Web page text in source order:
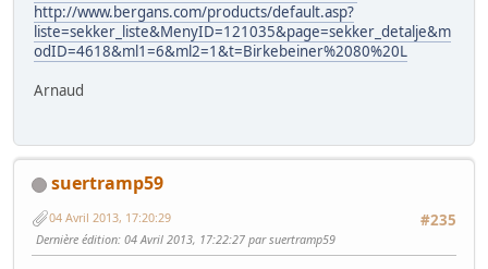
http://www.bergans.com/products/default.asp?
liste=sekker_liste&MenyID=121035&page=sekker_detalje&m
odID=4618&ml1=6&ml2=1&t=Birkebeiner%2080%20L
Arnaud
suertramp59
#235
04 Avril 2013, 17:20:29
Dernière édition: 04 Avril 2013, 17:22:27 par suertramp59